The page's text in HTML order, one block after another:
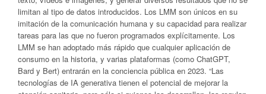
limitan al tipo de datos introducidos. Los LMM son únicos en su
imitación de la comunicación humana y su capacidad para realizar
tareas para las que no fueron programados explícitamente. Los
LMM se han adoptado más rápido que cualquier aplicación de
consumo en la historia, y varias plataformas (como ChatGPT,
Bard y Bert) entrarán en la conciencia pública en 2023. “Las
tecnologías de IA generativa tienen el potencial de mejorar la